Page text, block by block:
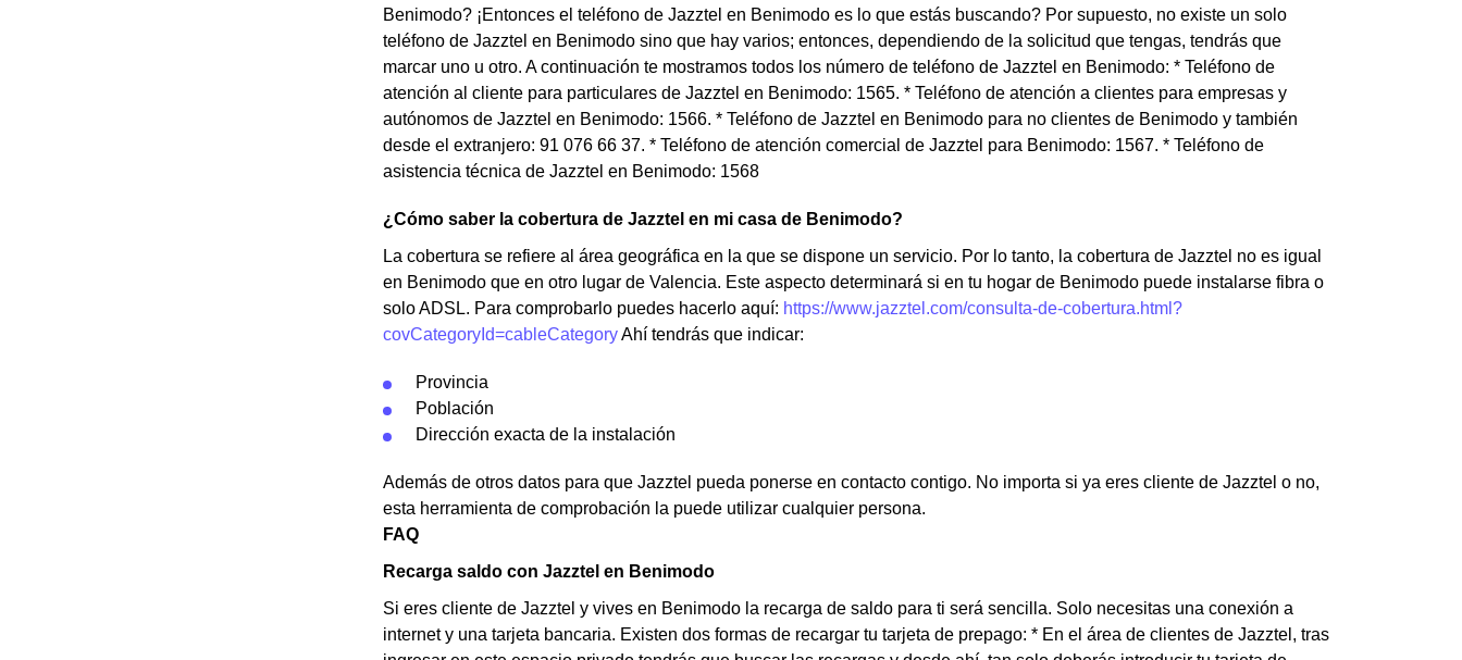
Benimodo? ¡Entonces el teléfono de Jazztel en Benimodo es lo que estás buscando? Por supuesto, no existe un solo
teléfono de Jazztel en Benimodo sino que hay varios; entonces, dependiendo de la solicitud que tengas, tendrás que
marcar uno u otro. A continuación te mostramos todos los número de teléfono de Jazztel en Benimodo: * Teléfono de
atención al cliente para particulares de Jazztel en Benimodo: 1565. * Teléfono de atención a clientes para empresas y
autónomos de Jazztel en Benimodo: 1566. * Teléfono de Jazztel en Benimodo para no clientes de Benimodo y también
desde el extranjero: 91 076 66 37. * Teléfono de atención comercial de Jazztel para Benimodo: 1567. * Teléfono de
asistencia técnica de Jazztel en Benimodo: 1568
¿Cómo saber la cobertura de Jazztel en mi casa de Benimodo?
La cobertura se refiere al área geográfica en la que se dispone un servicio. Por lo tanto, la cobertura de Jazztel no es igual
en Benimodo que en otro lugar de Valencia. Este aspecto determinará si en tu hogar de Benimodo puede instalarse fibra o
solo ADSL. Para comprobarlo puedes hacerlo aquí: https://www.jazztel.com/consulta-de-cobertura.html?
covCategoryId=cableCategoryAhí tendrás que indicar:
Provincia
Población
Dirección exacta de la instalación
Además de otros datos para que Jazztel pueda ponerse en contacto contigo. No importa si ya eres cliente de Jazztel o no,
esta herramienta de comprobación la puede utilizar cualquier persona.
FAQ
Recarga saldo con Jazztel en Benimodo
Si eres cliente de Jazztel y vives en Benimodo la recarga de saldo para ti será sencilla. Solo necesitas una conexión a
internet y una tarjeta bancaria. Existen dos formas de recargar tu tarjeta de prepago: * En el área de clientes de Jazztel, tras